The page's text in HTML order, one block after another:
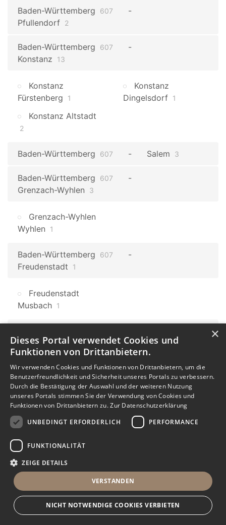
Baden-Württemberg 607
Pfullendorf 2
Baden-Württemberg 607
Konstanz 13
Konstanz
Fürstenberg
1
Konstanz
Dingelsdorf 1
Konstanz Altstadt
2
Baden-Württemberg 607 Salem 3
Baden-Württemberg 607
Grenzach-Wyhlen 3
Grenzach-Wyhlen
Wyhlen
1
Baden-Württemberg 607
Freudenstadt 1
Freudenstadt
Musbach 1
Laufenburg 9
Baden-Württemberg 607 Karlsruhe 7
Karlsruhe Oststadt
1
Donaueschingen
Baden-Württemberg
Baden-Württemberg 607
Mühlhausen 2
×
Dieses Portal verwendet Cookies und
Funktionen von Drittanbietern.
Wir verwenden Cookies und Funktionen von Drittanbietern, um die
Benutzerfreundlichkeit und Sicherheit unseres Portals zu verbessern.
Durch die Bestätigung der Auswahl und der weiteren Nutzung
unseres Portals stimmen Sie der Verwendung von Cookies und
Funktionen von Drittanbietern zu.Zur Datenschutzerklärung
UNBEDINGT ERFORDERLICH
PERFORMANCE
FUNKTIONALITÄT
ZEIGE DETAILS
VERSTANDEN
NICHT NOTWENDIGE COOKIES VERBIETEN